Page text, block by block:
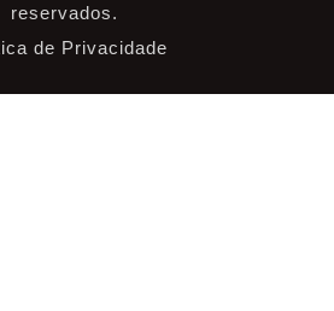
reservados.
de Privacidade